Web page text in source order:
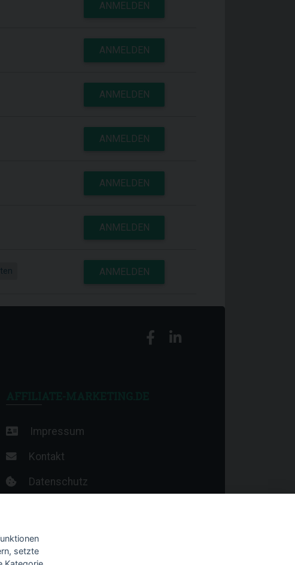
ANMELDEN
ANMELDEN
ANMELDEN
ANMELDEN
ANMELDEN
ANMELDEN
ANMELDEN
Impressum
Kontakt
Datenschutz
setzte